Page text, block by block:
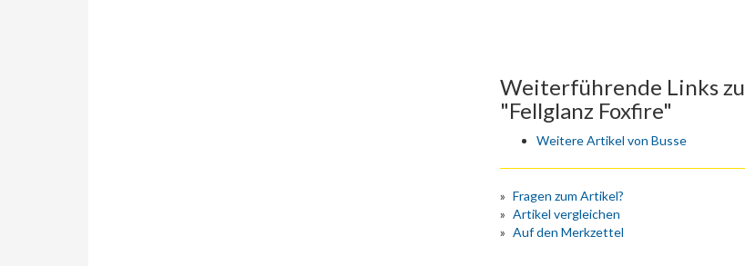
Weiterführende Links zu
"Fellglanz Foxfire"
Weitere Artikel von Busse
Fragen zum Artikel?
Artikel vergleichen
Auf den Merkzettel